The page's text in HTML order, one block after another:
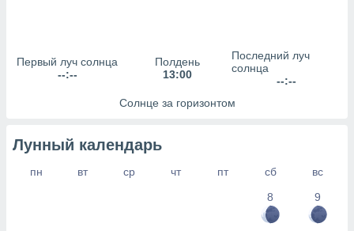
Первый луч солнца
--:--
Полдень
13:00
Последний луч
солнца
--:--
Солнце за горизонтом
Лунный календарь
пн вт ср чт пт сб
вс
8
9